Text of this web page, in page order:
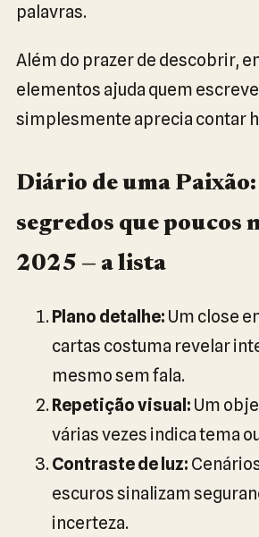
palavras.
Além do prazer de descobrir,
elementos ajuda quem
simplesmente aprecia contar
Diário de uma
segredos que poucos
2025 — a lista
Plano detalhe: Um close
cartas costuma revelar
mesmo sem fala.
Repetição visual: Um
várias vezes indica tema
Contraste de luz:
escuros sinalizam
incerteza.